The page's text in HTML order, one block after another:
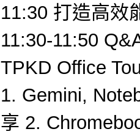
11:30 打造高效
11:30-11:50
TPKD Office
1. Gemini,
享 2.